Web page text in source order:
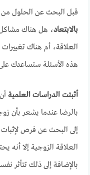
قبل البحث عن الحلول من
بالابتعاد، هل هناك
العلاقة، أم هناك
هذه الأسئلة ستساعدك
أثبتت الدراسات العلمية
بالرضا عندما يشعر بأن
إلى البحث عن فرص لإثبات
العلاقة الزوجية إلا أنه
بالإضافة إلى ذلك تتأثر